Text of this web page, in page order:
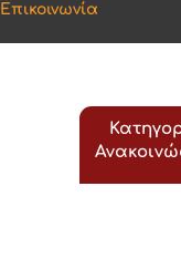
Επικοινωνία